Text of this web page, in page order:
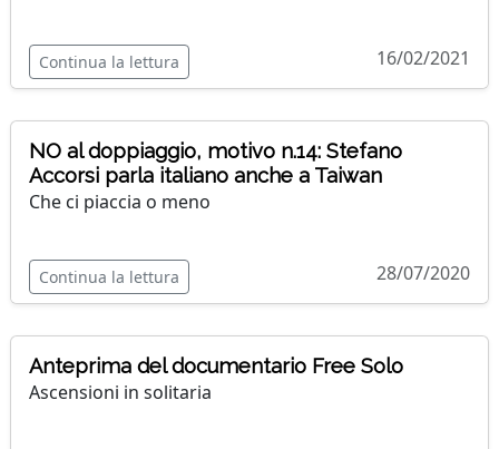
Continua la lettura 16/02/2021
NO al doppiaggio, motivo n.14: Stefano
Accorsi parla italiano anche a Taiwan
Che ci piaccia o meno
Continua la lettura 28/07/2020
Anteprima del documentario Free Solo
Ascensioni in solitaria